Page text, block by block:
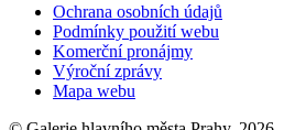
Ochrana osobních údajů
Podmínky použití webu
Komerční pronájmy
Výroční zprávy
Mapa webu